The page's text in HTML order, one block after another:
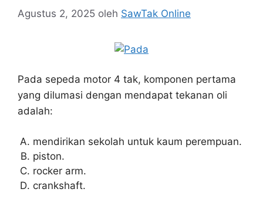
Agustus 2, 2025 oleh SawTak Online
Pada sepeda motor 4 tak, komponen pertama
yang dilumasi dengan mendapat tekanan oli
adalah:
mendirikan sekolah untuk kaum perempuan.
piston.
rocker arm.
crankshaft.